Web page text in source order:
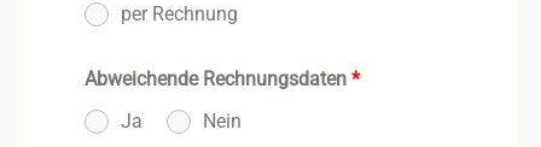
per Rechnung
Abweichende Rechnungsdaten *
Ja
Nein